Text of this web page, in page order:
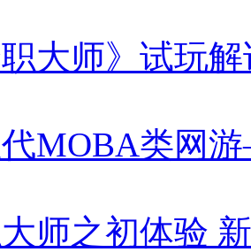
职大师》试玩
MOBA类网
师之初体验